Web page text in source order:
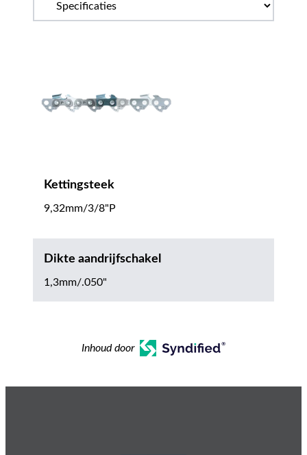
Kettingsteek
9,32mm/3/8"P
Dikte aandrijfschakel
1,3mm/.050"
Inhoud door